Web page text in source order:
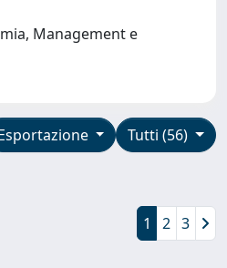
Management e
Tutti (56)
1 2 3